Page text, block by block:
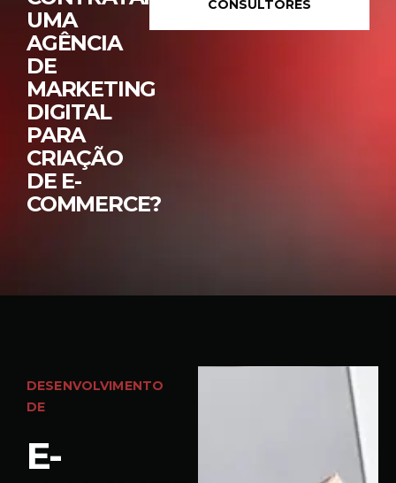
UMA
AGÊNCIA
DE
MARKETING
DIGITAL
PARA
CRIAÇÃO
DE E-
COMMERCE?
CONSULTORES
DESENVOLVIMENTO
DE
E-